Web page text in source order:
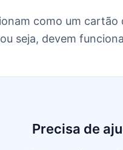
como um
seja, devem
Precisa de